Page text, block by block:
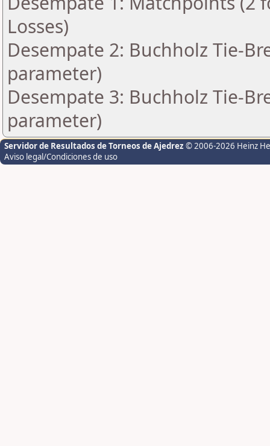
Losses)
Desempate 2: Buchholz Tie-
parameter)
Desempate 3: Buchholz Tie-
parameter)
Servidor de Resultados de Torneos de Ajedrez © 2006-2026 Heinz
Aviso legal/Condiciones de uso